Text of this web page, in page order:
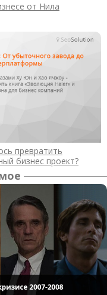
от Нила
превратить
бизнес проект?